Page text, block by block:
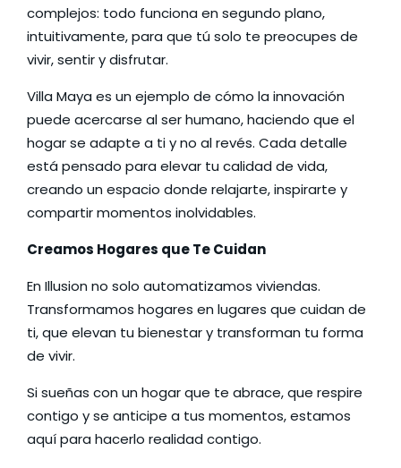
complejos: todo funciona en segundo plano,
intuitivamente, para que tú solo te preocupes de
vivir, sentir y disfrutar.
Villa Maya es un ejemplo de cómo la innovación
puede acercarse al ser humano, haciendo que el
hogar se adapte a ti y no al revés. Cada detalle
está pensado para elevar tu calidad de vida,
creando un espacio donde relajarte, inspirarte y
compartir momentos inolvidables.
Creamos Hogares que Te Cuidan
En Illusion no solo automatizamos viviendas.
Transformamos hogares en lugares que cuidan de
ti, que elevan tu bienestar y transforman tu forma
de vivir.
Si sueñas con un hogar que te abrace, que respire
contigo y se anticipe a tus momentos, estamos
aquí para hacerlo realidad contigo.